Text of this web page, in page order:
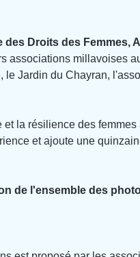
Droits des Femmes,
associations millavoises
Jardin du Chayran,
la résilience des
et ajoute une
de l'ensemble des